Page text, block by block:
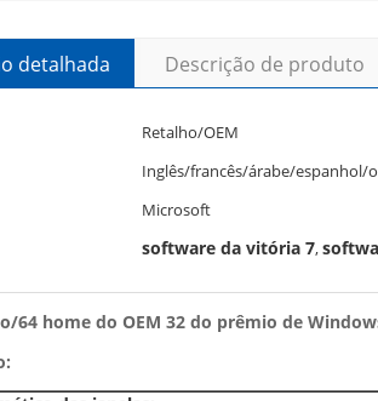
detalhada Descrição de produto
Retalho/OEM
Inglês/francês/árabe/espanhol/
Microsoft
software da vitória 7,
64 home do OEM 32 do prêmio de